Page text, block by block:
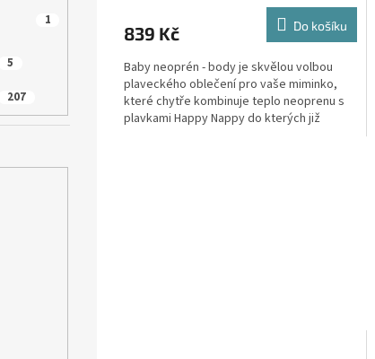
1
5
207
839 Kč Do košíku
Baby neoprén - body je skvělou volbou
plaveckého oblečení pro vaše miminko,
které chytře kombinuje teplo neoprenu s
plavkami Happy Nappy do kterých již